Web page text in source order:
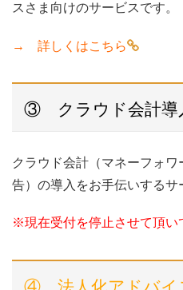
スさま向けのサービスです。
→ 詳しくはこちら
③ クラウド会計導
クラウド会計（マネーフォ
告）の導入をお手伝いするサ
※現在受付を停止させて頂い
④ 法人化アドバイ